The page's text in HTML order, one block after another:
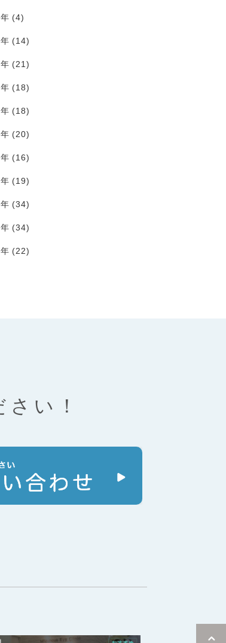
(4)
(14)
(21)
(18)
(18)
(20)
(16)
(19)
(34)
(34)
(22)
い！